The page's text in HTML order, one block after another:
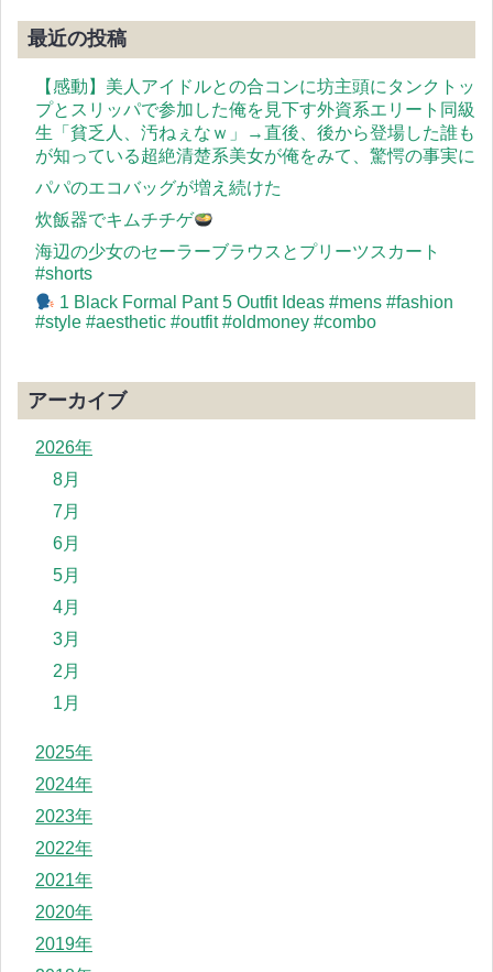
最近の投稿
【感動】美人アイドルとの合コンに坊主頭にタンクトッ
プとスリッパで参加した俺を見下す外資系エリート同級
生「貧乏人、汚ねぇなｗ」→直後、後から登場した誰も
が知っている超絶清楚系美女が俺をみて、驚愕の事実に
パパのエコバッグが増え続けた
炊飯器でキムチチゲ
海辺の少女のセーラーブラウスとプリーツスカート
#shorts
1 Black Formal Pant 5 Outfit Ideas #mens #fashion
#style #aesthetic #outfit #oldmoney #combo
アーカイブ
2026年
8月
7月
6月
5月
4月
3月
2月
1月
2025年
2024年
2023年
2022年
2021年
2020年
2019年